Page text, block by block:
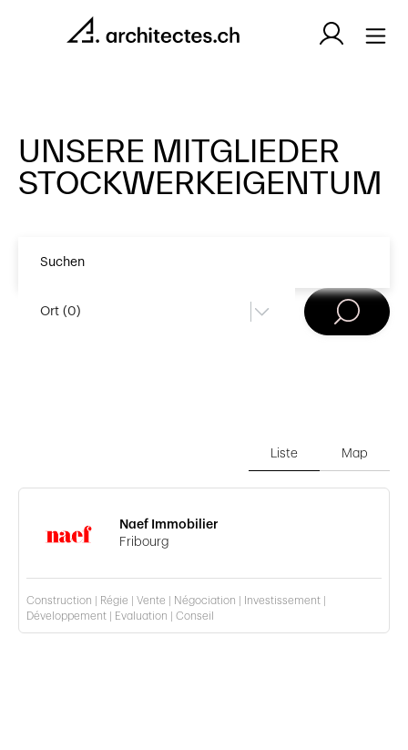
UNSERE MITGLIEDER
STOCKWERKEIGENTUM
Ort (0)
Liste Map
Naef Immobilier
Fribourg
Construction | Régie | Vente | Négociation | Investissement |
Développement | Evaluation | Conseil